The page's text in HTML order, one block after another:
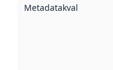
Metadatakvalitet